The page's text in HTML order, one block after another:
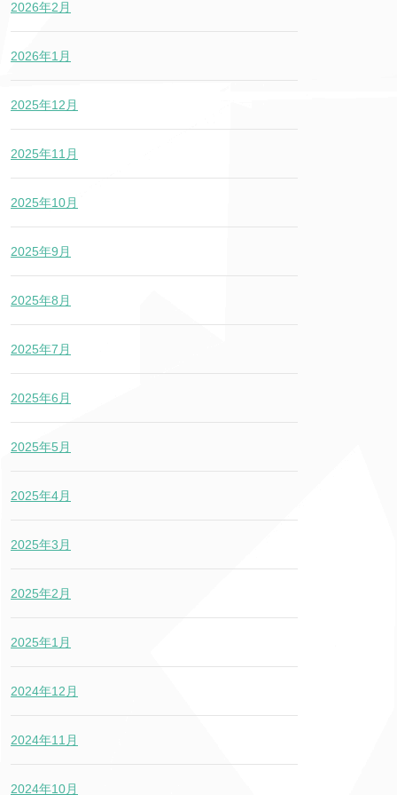
2026年2月
2026年1月
2025年12月
2025年11月
2025年10月
2025年9月
2025年8月
2025年7月
2025年6月
2025年5月
2025年4月
2025年3月
2025年2月
2025年1月
2024年12月
2024年11月
2024年10月